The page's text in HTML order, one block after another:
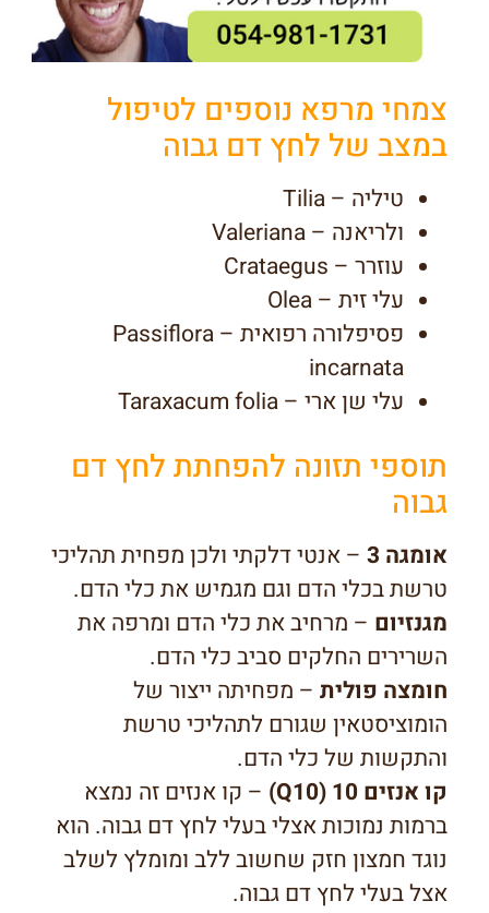
צמחי מרפא נוספים לטיפול
במצב של לחץ דם גבוה
טיליה – Tilia
ולריאנה – Valeriana
עוזרר – Crataegus
עלי זית – Olea
פסיפלורה רפואית – Passiflora
incarnata
עלי שן ארי – Taraxacum folia
תוספי תזונה להפחתת לחץ דם
גבוה
אומגה 3 – אנטי דלקתי ולכן מפחית תהליכי
טרשת בכלי הדם וגם מגמיש את כלי הדם.
מגנזיום – מרחיב את כלי הדם ומרפה את
השרירים החלקים סביב כלי הדם.
חומצה פולית– מפחיתה ייצור של
הומוציסטאין שגורם לתהליכי טרשת
והתקשות של כלי הדם.
קו אנזים 10 (Q10)
– קו אנזים זה נמצא
ברמות נמוכות אצלי בעלי לחץ דם גבוה. הוא
נוגד חמצון חזק שחשוב ללב ומומלץ לשלב
אצל בעלי לחץ דם גבוה.